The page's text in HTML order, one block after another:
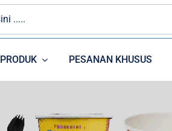
PRODUK PESANAN KHUSUS